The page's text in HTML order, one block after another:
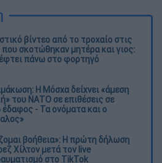
βίντεο από το τροχαίο στις
σκοτώθηκαν μητέρα και γιος:
πάνω στο φορτηγό
Η Μόσχα δείχνει «άμεση
του ΝΑΤΟ σε επιθέσεις σε
έδαφος - Τα ονόματα και ο
βοήθεια»: Η πρώτη δήλωση
Χίλτον μετά τον live
στο TikTok